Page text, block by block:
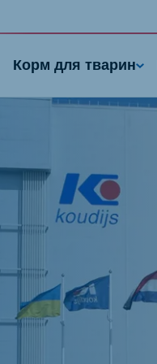
Корм для тварин